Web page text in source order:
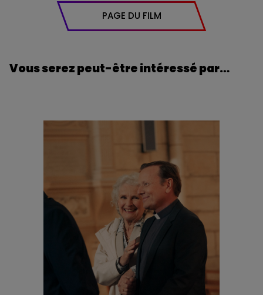
PAGE DU FILM
Vous serez peut-être intéressé par…